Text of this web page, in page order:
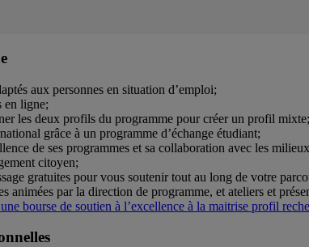
aux personnes en situation d’emploi;
en ligne;
les deux profils du programme pour créer un profil mixte;
grâce à un programme d’échange étudiant;
de ses programmes et sa collaboration avec les
citoyen;
gratuites pour vous soutenir tout au long de votre
animées par la direction de programme, et ateliers et
bourse de soutien à l’excellence à la maitrise profil